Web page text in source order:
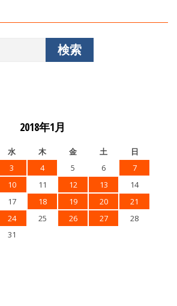
2018年1月
水 木 金 土
日
3 4 5 6
7
10 11 12 13
14
17 18 19 20
21
24 25 26 27
28
31